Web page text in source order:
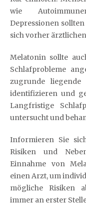
wie
Depressionen
sich vorher
Melatonin sollte
Schlafprobleme
zugrunde
identifizieren und
Langfristige
untersucht und
Informieren Sie
Risiken und
Einnahme von
einen Arzt, um
mögliche Risiken
immer an erster